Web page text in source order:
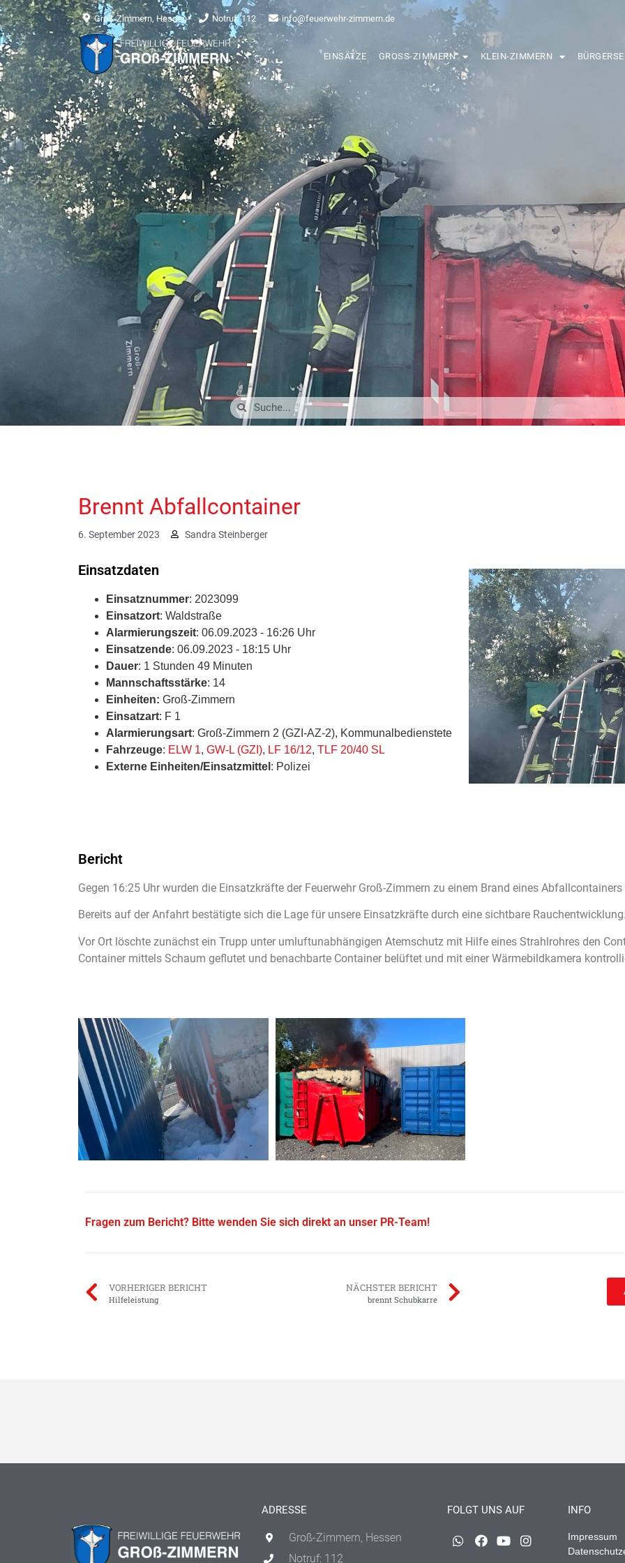
Groß-Zimmern, Hessen Notruf: 112 info@feuerwehr-zimmern.de
EINSÄTZE GROSS-ZIMMERN KLEIN-ZIMMERN
Brennt Abfallcontainer
6. September 2023 Sandra Steinberger
Einsatzdaten
Einsatznummer: 2023099
Einsatzort: Waldstraße
Alarmierungszeit: 06.09.2023 - 16:26 Uhr
Einsatzende: 06.09.2023 - 18:15 Uhr
Dauer: 1 Stunden 49 Minuten
Mannschaftsstärke: 14
Einheiten: Groß-Zimmern
Einsatzart: F 1
Alarmierungsart: Groß-Zimmern 2 (GZI-AZ-2), Kommunalbedienstete
Fahrzeuge: ELW 1, GW-L (GZI), LF 16/12, TLF 20/40 SL
Externe Einheiten/Einsatzmittel : Polizei
Bericht
Gegen 16:25 Uhr wurden die Einsatzkräfte der Feuerwehr Groß-Zimmern zu einem Brand eines
Bereits auf der Anfahrt bestätigte sich die Lage für unsere Einsatzkräfte durch eine sichtbare
Vor Ort löschte zunächst ein Trupp unter umluftunabhängigen Atemschutz mit Hilfe eines Strahlrohres den
Container mittels Schaum geflutet und benachbarte Container belüftet und mit einer Wärmebildkamera
Fragen zum Bericht? Bitte wenden Sie sich direkt an unser PR-Team!
VORHERIGER BERICHT
Hilfeleistung
NÄCHSTER BERICHT
brennt Schubkarre
ADRESSE
Groß-Zimmern, Hessen
Notruf: 112
FOLGT UNS AUF INFO
Impressum